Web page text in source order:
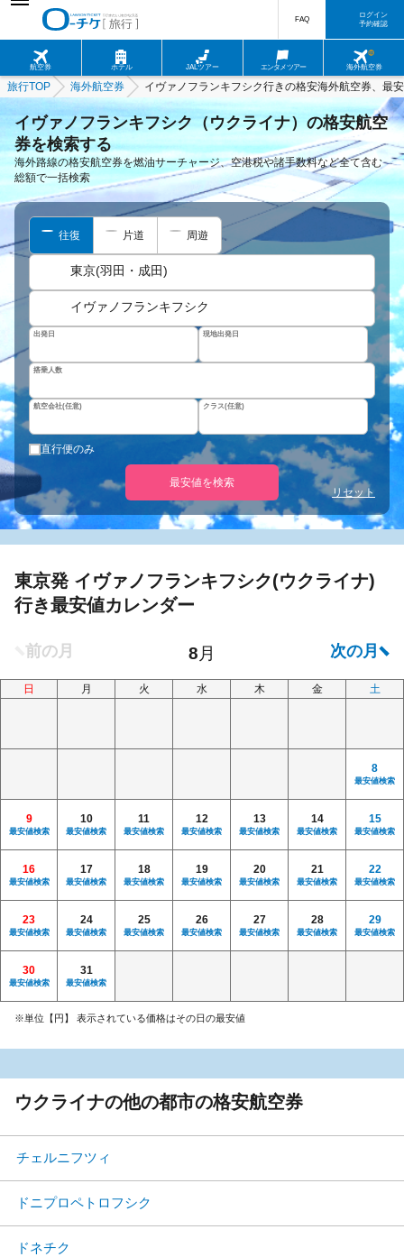
航空券 ホテル JALツアー エンタメツアー 海外航空券
FAQ
ログイン
予約確認
旅行TOP 海外航空券 イヴァノフランキフシク行きの格安海外航空券、最
イヴァノフランキフシク（ウクライナ）の格安航空
券を検索する
海外路線の格安航空券を燃油サーチャージ、空港税や諸手数料など全て含む
総額で一括検索
往復 片道 周遊
東京(羽田・成田)
イヴァノフランキフシク
出発日 現地出発日
搭乗人数
航空会社(任意) クラス(任意)
直行便のみ
最安値を検索
リセット
東京発 イヴァノフランキフシク(ウクライナ)
行き最安値カレンダー
日 月 火 水 木 金 土
8
最安値検索
9
最安値検索
10
最安値検索
11
最安値検索
12
最安値検索
13
最安値検索
14
最安値検索
15
最安値検索
16
最安値検索
17
最安値検索
18
最安値検索
19
最安値検索
20
最安値検索
21
最安値検索
22
最安値検索
23
最安値検索
24
最安値検索
25
最安値検索
26
最安値検索
27
最安値検索
28
最安値検索
29
最安値検索
30
最安値検索
31
最安値検索
※単位【円】 表示されている価格はその日の最安値
ウクライナの他の都市の格安航空券
チェルニフツィ
ドニプロペトロフシク
ドネチク